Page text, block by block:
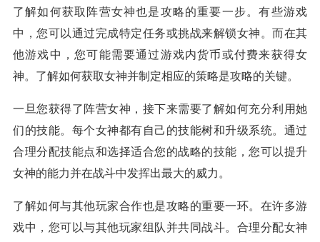
了解如何获取阵营女神也是攻略的重要一步。有些游戏
中，您可以通过完成特定任务或挑战来解锁女神。而在其
他游戏中，您可能需要通过游戏内货币或付费来获得女
神。了解如何获取女神并制定相应的策略是攻略的关键。
一旦您获得了阵营女神，接下来需要了解如何充分利用她
们的技能。每个女神都有自己的技能树和升级系统。通过
合理分配技能点和选择适合您的战略的技能，您可以提升
女神的能力并在战斗中发挥出最大的威力。
了解如何与其他玩家合作也是攻略的重要一环。在许多游
戏中，您可以与其他玩家组队并共同战斗。合理分配女神